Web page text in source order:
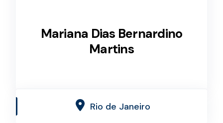
Mariana Dias Bernardino
Martins
Rio de Janeiro